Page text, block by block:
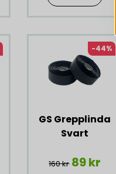
GS Grepplinda
Svart
-44%
160 kr 89 kr